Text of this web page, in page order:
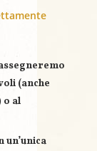
(anche
o al
un’unica